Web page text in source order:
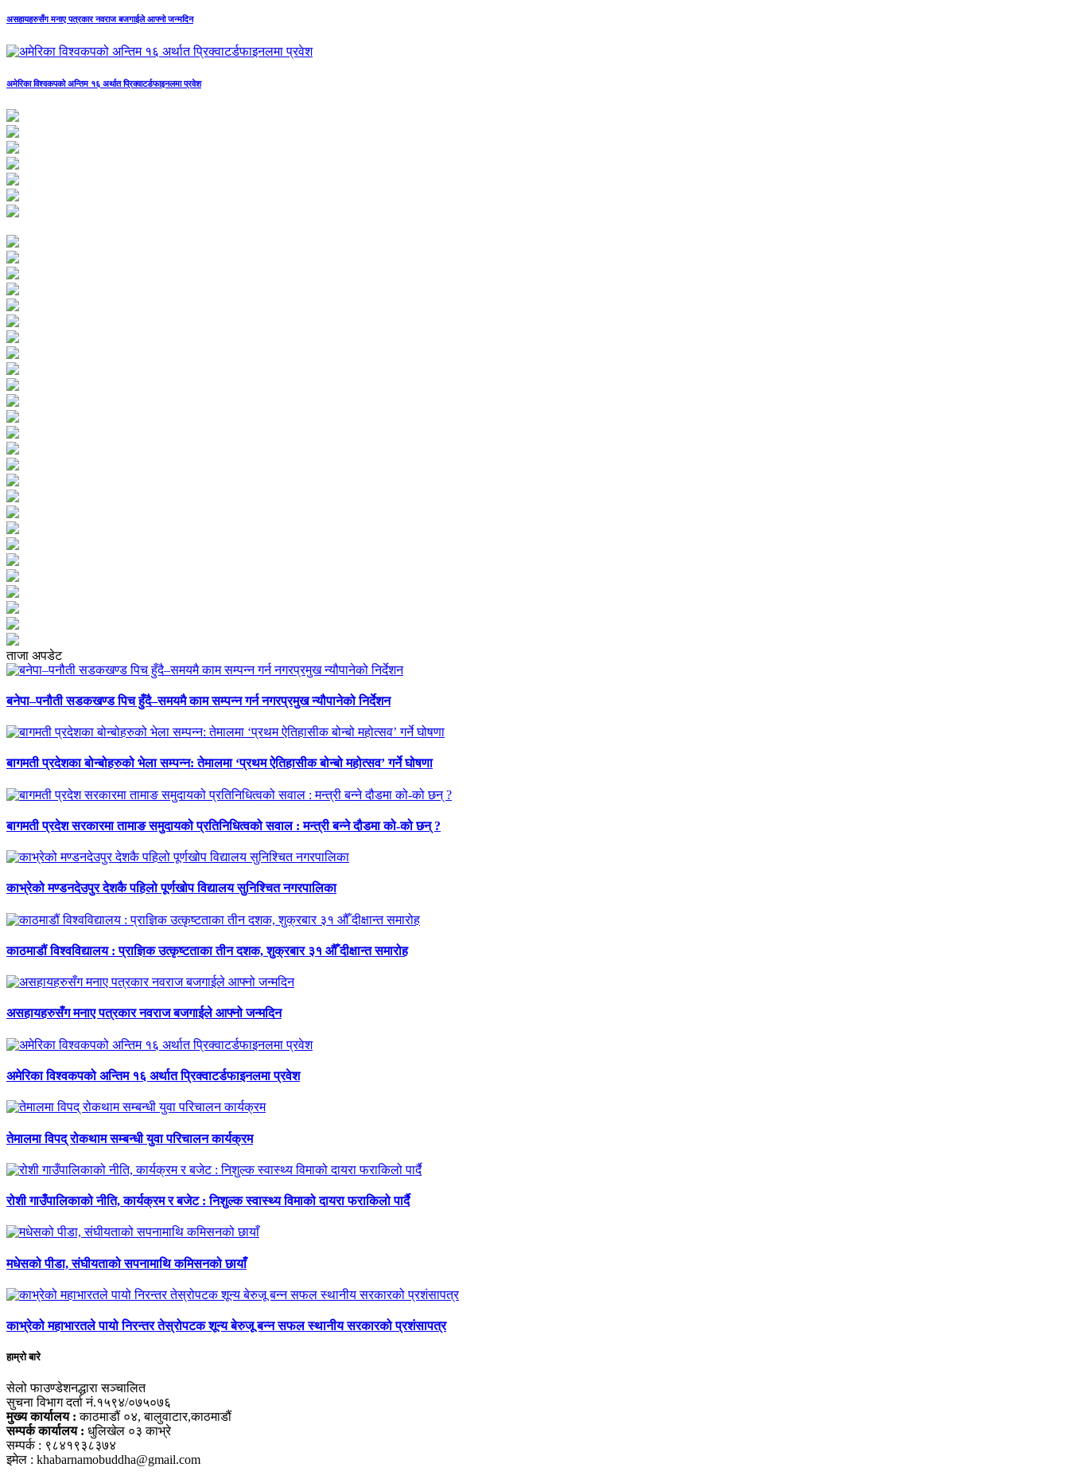
असहायहरुसँग मनाए पत्रकार नवराज बजगाईले आफ्नो जन्मदिन
अमेरिका विश्वकपको अन्तिम १६ अर्थात प्रिक्वाटर्डफाइनलमा प्रवेश
ताजा अपडेट
बनेपा–पनौती सडकखण्ड पिच हुँदै–समयमै काम सम्पन्न गर्न नगरप्रमुख न्यौपानेको निर्देशन
बागमती प्रदेशका बोन्बोहरुको भेला सम्पन्न: तेमालमा ‘प्रथम ऐतिहासीक बोन्बो महोत्सव’ गर्ने घोषणा
बागमती प्रदेश सरकारमा तामाङ समुदायको प्रतिनिधित्वको सवाल : मन्त्री बन्ने दौडमा को‐को छन् ?
काभ्रेको मण्डनदेउपुर देशकै पहिलो पूर्णखोप विद्यालय सुनिश्चित नगरपालिका
काठमाडौं विश्वविद्यालय : प्राज्ञिक उत्कृष्टताका तीन दशक, शुक्रबार ३१ औँ दीक्षान्त समारोह
असहायहरुसँग मनाए पत्रकार नवराज बजगाईले आफ्नो जन्मदिन
अमेरिका विश्वकपको अन्तिम १६ अर्थात प्रिक्वाटर्डफाइनलमा प्रवेश
तेमालमा विपद् रोकथाम सम्बन्धी युवा परिचालन कार्यक्रम
रोशी गाउँपालिकाको नीति, कार्यक्रम र बजेट : निशुल्क स्वास्थ्य विमाको दायरा फराकिलो पार्दै
मधेसको पीडा, संघीयताको सपनामाथि कमिसनको छायाँ
काभ्रेको महाभारतले पायो निरन्तर तेस्रोपटक शून्य बेरुजू बन्न सफल स्थानीय सरकारको प्रशंसापत्र
हाम्रो बारे
सेलो फाउण्डेशनद्धारा सञ्चालित
सुचना विभाग दर्ता नं.१५९४/०७५०७६
मुख्य कार्यालय : काठमाडौं ०४, बालुवाटार,काठमाडौं
सम्पर्क कार्यालय : धुलिखेल ०३ काभ्रे
सम्पर्क : ९८४१९३८३७४
इमेल : khabarnamobuddha@gmail.com